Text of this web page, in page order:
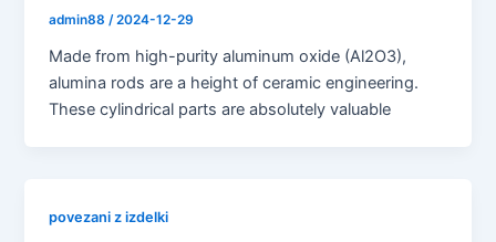
admin88/2024-12-29
Made from high-purity aluminum oxide (Al2O3),
alumina rods are a height of ceramic engineering.
These cylindrical parts are absolutely valuable
povezani z izdelki